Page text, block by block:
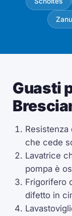
Guasti
che cede
Lavatrice
pompa è
Frigorifero
difetto in